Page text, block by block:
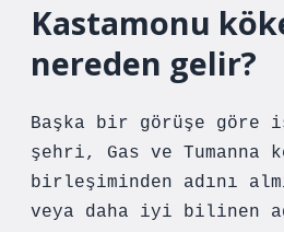
Kastamonu
nereden gelir?
Başka bir görüşe göre
şehri, Gas ve Tumanna
birleşiminden adını
veya daha iyi bilinen